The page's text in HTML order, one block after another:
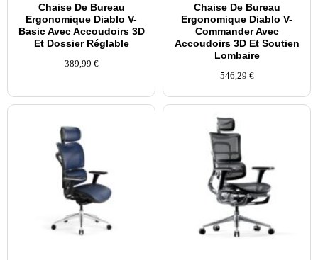
Chaise De Bureau
Ergonomique Diablo V-
Basic Avec Accoudoirs 3D
Et Dossier Réglable
389,99 €
Chaise De Bureau
Ergonomique Diablo V-
Commander Avec
Accoudoirs 3D Et Soutien
Lombaire
546,29 €